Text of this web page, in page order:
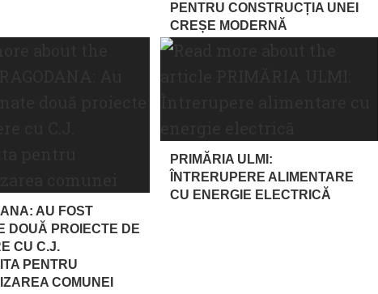
PENTRU CONSTRUCȚIA UNEI
CREȘE MODERNĂ
AU FOST
DOUĂ PROIECTE DE
CU C.J.
PENTRU
COMUNEI
PRIMĂRIA ULMI:
ÎNTRERUPERE ALIMENTARE
CU ENERGIE ELECTRICĂ